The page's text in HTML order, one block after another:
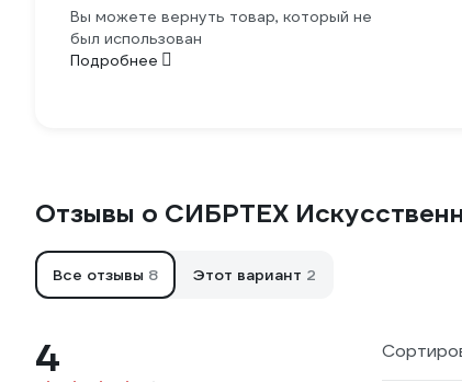
Вы можете вернуть товар, который не
был использован
Подробнее
Отзывы о СИБРТЕХ
Все отзывы 8 Этот вариант 2
4